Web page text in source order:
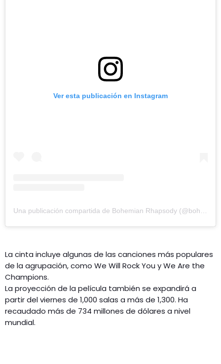
Ver esta publicación en Instagram
La cinta incluye algunas de las canciones más populares
de la agrupación, como We Will Rock You y We Are the
Champions.
La proyección de la película también se expandirá a
partir del viernes de 1,000 salas a más de 1,300. Ha
recaudado más de 734 millones de dólares a nivel
mundial.